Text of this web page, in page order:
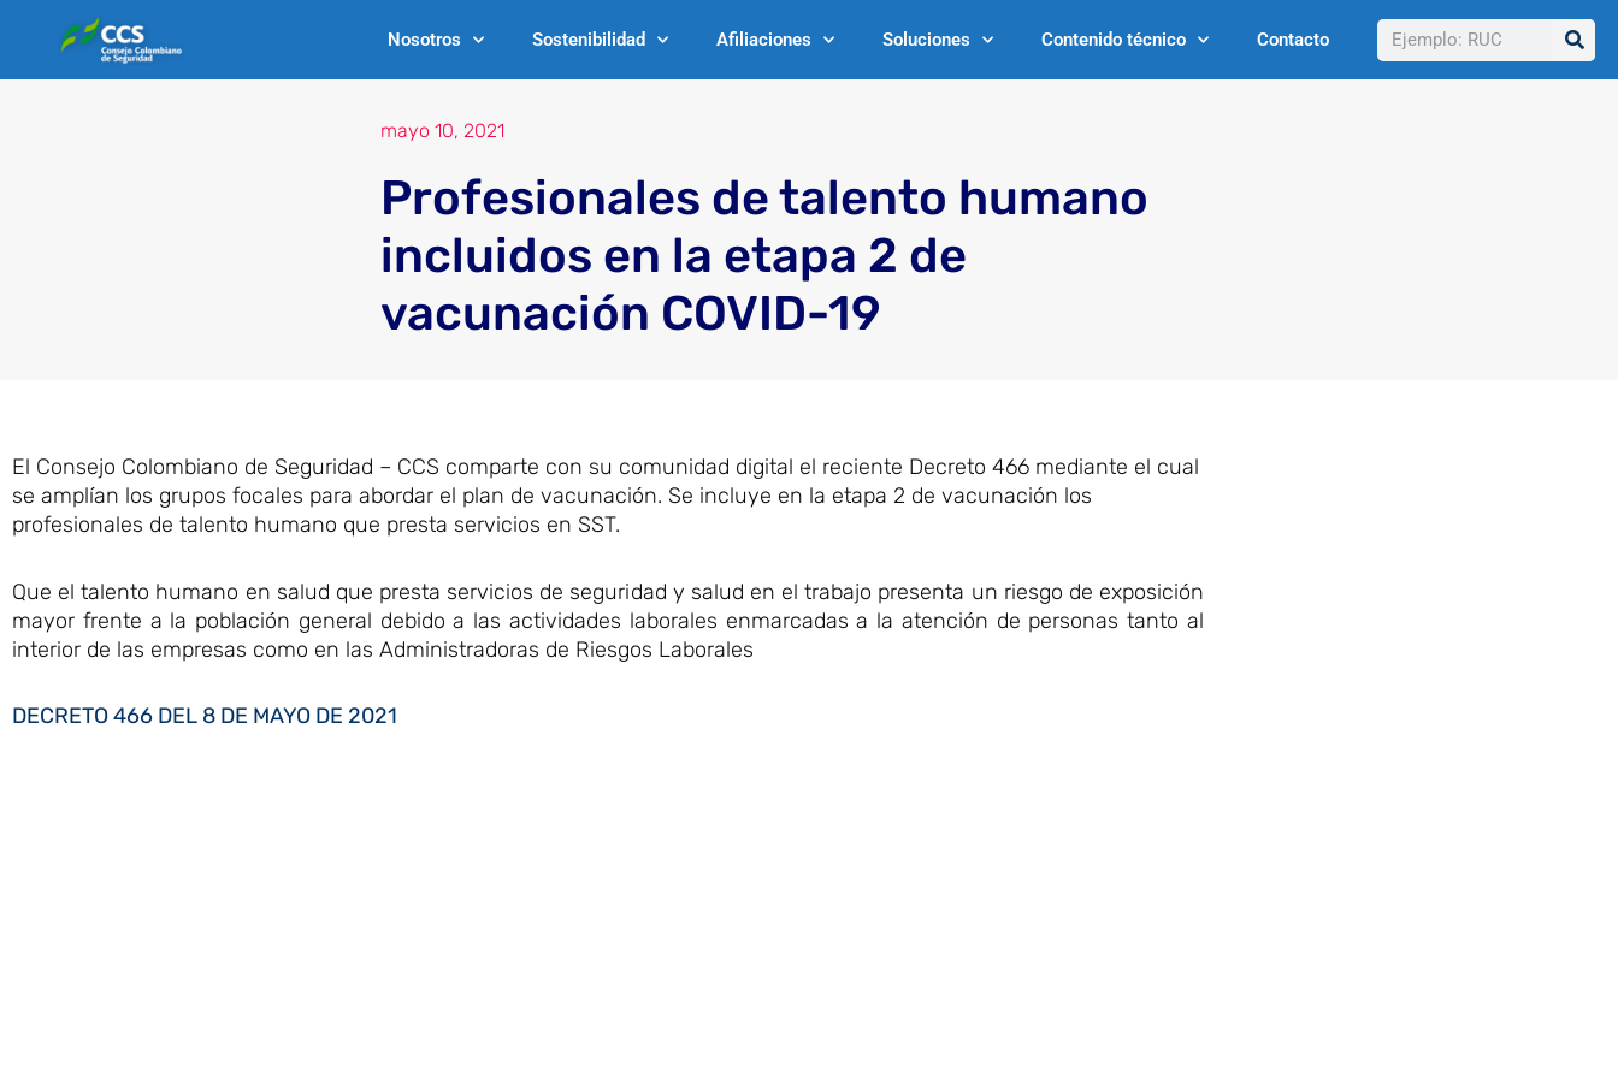
Nosotros Sostenibilidad Afiliaciones Soluciones Contenido técnico Contacto Buscar
mayo 10, 2021
Profesionales de talento humano
incluidos en la etapa 2 de
vacunación COVID-19
El Consejo Colombiano de Seguridad – CCS comparte con su comunidad digital el reciente Decreto 466 mediante el cual
se amplían los grupos focales para abordar el plan de vacunación. Se incluye en la etapa 2 de vacunación los
profesionales de talento humano que presta servicios en SST.
Que el talento humano en salud que presta servicios de seguridad y salud en el trabajo presenta un riesgo de exposición
mayor frente a la población general debido a las actividades laborales enmarcadas a la atención de personas tanto al
interior de las empresas como en las Administradoras de Riesgos Laborales
DECRETO 466 DEL 8 DE MAYO DE 2021